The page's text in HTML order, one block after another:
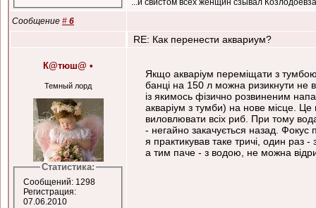
...и свистом всех женщин сзывал
Сообщение # 6
RE: Как перенести аквариум?
К@тюш@ •
Темный лорд
Статистика:
Сообщений: 1298
Регистрация:
07.06.2010
Якщо акваріум переміщати з
банці на 150 л можна ризикнути не
із якимось фізично розвиненим
акваріум з тумби) на нове місце.
виловлювати всіх риб. При тому
- негайно закачується назад.
я практикував таке тричі, один
а тим паче - з водою, не можна